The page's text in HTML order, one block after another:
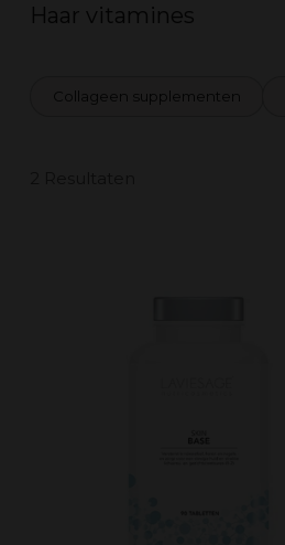
Haar vitamines
Collageen supplementen